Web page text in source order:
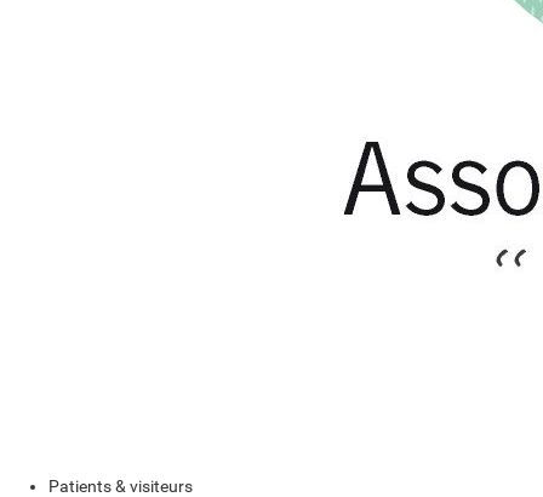
Patients & visiteurs